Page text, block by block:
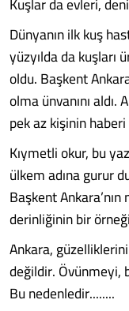
Dünyanın ilk kuş
yüzyılda da kuşları
oldu. Başkent
olma ünvanını aldı.
pek az kişinin
Kıymetli okur, bu
ülkem adına gurur
Başkent Ankara’nın
derinliğinin bir
Ankara,
değildir. Övünmeyi,
Bu nedenledir........